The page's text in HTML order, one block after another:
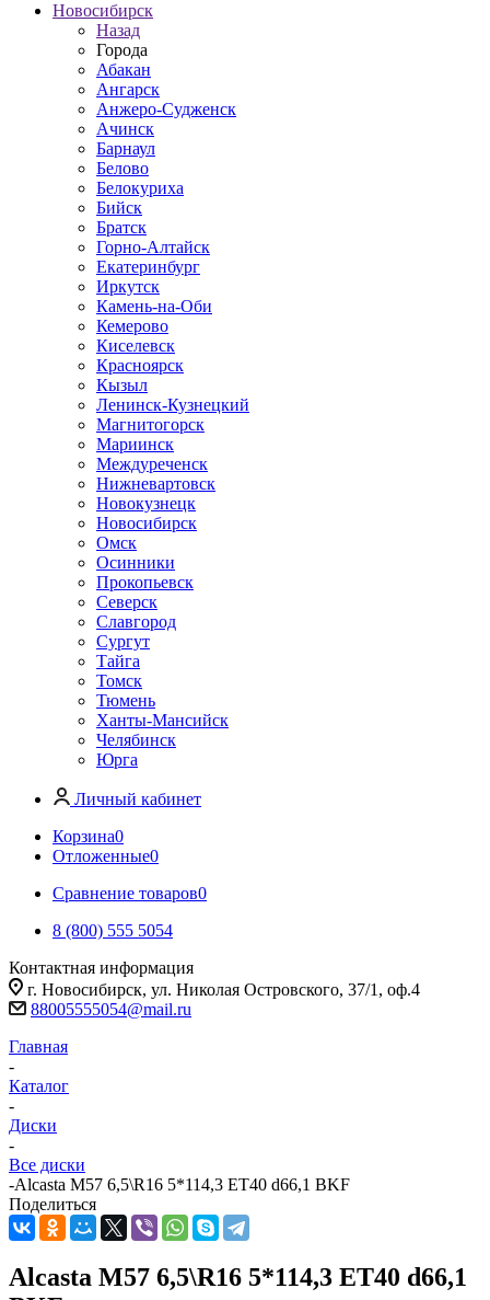
Новосибирск
Назад
Города
Абакан
Ангарск
Анжеро-Судженск
Ачинск
Барнаул
Белово
Белокуриха
Бийск
Братск
Горно-Алтайск
Екатеринбург
Иркутск
Камень-на-Оби
Кемерово
Киселевск
Красноярск
Кызыл
Ленинск-Кузнецкий
Магнитогорск
Мариинск
Междуреченск
Нижневартовск
Новокузнецк
Новосибирск
Омск
Осинники
Прокопьевск
Северск
Славгород
Сургут
Тайга
Томск
Тюмень
Ханты-Мансийск
Челябинск
Юрга
Личный кабинет
Корзина0
Отложенные0
Сравнение товаров0
8 (800) 555 5054
Контактная информация
г. Новосибирск, ул. Николая Островского, 37/1, оф.4
88005555054@mail.ru
Главная
-
Каталог
-
Диски
-
Все диски
-Alcasta M57 6,5\R16 5*114,3 ET40 d66,1 BKF
Поделиться
Alcasta M57 6,5\R16 5*114,3 ET40 d66,1